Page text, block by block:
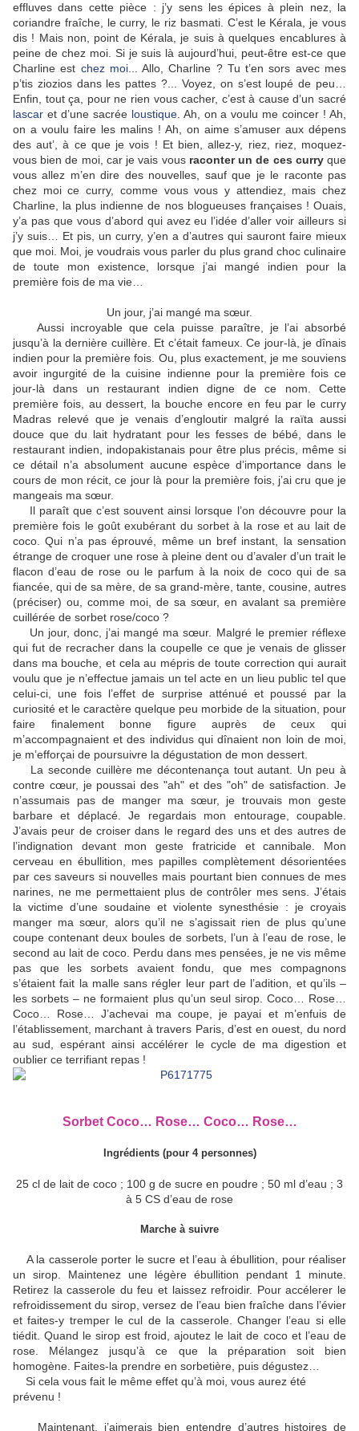
effluves dans cette pièce : j’y sens les épices à plein nez, la
coriandre fraîche, le curry, le riz basmati. C’est le Kérala, je vous
dis ! Mais non, point de Kérala, je suis à quelques encablures à
peine de chez moi. Si je suis là aujourd’hui, peut-être est-ce que
Charline est chez moi... Allo, Charline ? Tu t’en sors avec mes
p’tis ziozios dans les pattes ?... Voyez, on s’est loupé de peu…
Enfin, tout ça, pour ne rien vous cacher, c’est à cause d’un sacré
lascar et d’une sacrée loustique. Ah, on a voulu me coincer ! Ah,
on a voulu faire les malins ! Ah, on aime s’amuser aux dépens
des aut’, à ce que je vois ! Et bien, allez-y, riez, riez, moquez-
vous bien de moi, car je vais vous raconter un de ces curryque
vous allez m’en dire des nouvelles, sauf que je le raconte pas
chez moi ce curry, comme vous vous y attendiez, mais chez
Charline, la plus indienne de nos blogueuses françaises ! Ouais,
y’a pas que vous d’abord qui avez eu l’idée d’aller voir ailleurs si
j’y suis… Et pis, un curry, y’en a d’autres qui sauront faire mieux
que moi. Moi, je voudrais vous parler du plus grand choc culinaire
de toute mon existence, lorsque j’ai mangé indien pour la
première fois de ma vie…
Un jour, j’ai mangé ma sœur.
Aussi incroyable que cela puisse paraître, je l’ai absorbé
jusqu’à la dernière cuillère. Et c’était fameux. Ce jour-là, je dînais
indien pour la première fois. Ou, plus exactement, je me souviens
avoir ingurgité de la cuisine indienne pour la première fois ce
jour-là dans un restaurant indien digne de ce nom. Cette
première fois, au dessert, la bouche encore en feu par le curry
Madras relevé que je venais d’engloutir malgré la raïta aussi
douce que du lait hydratant pour les fesses de bébé, dans le
restaurant indien, indopakistanais pour être plus précis, même si
ce détail n’a absolument aucune espèce d’importance dans le
cours de mon récit, ce jour là pour la première fois, j’ai cru que je
mangeais ma sœur.
Il paraît que c’est souvent ainsi lorsque l’on découvre pour la
première fois le goût exubérant du sorbet à la rose et au lait de
coco. Qui n’a pas éprouvé, même un bref instant, la sensation
étrange de croquer une rose à pleine dent ou d’avaler d’un trait le
flacon d’eau de rose ou le parfum à la noix de coco qui de sa
fiancée, qui de sa mère, de sa grand-mère, tante, cousine, autres
(préciser) ou, comme moi, de sa sœur, en avalant sa première
cuillérée de sorbet rose/coco ?
Un jour, donc, j’ai mangé ma sœur. Malgré le premier réflexe
qui fut de recracher dans la coupelle ce que je venais de glisser
dans ma bouche, et cela au mépris de toute correction qui aurait
voulu que je n’effectue jamais un tel acte en un lieu public tel que
celui-ci, une fois l’effet de surprise atténué et poussé par la
curiosité et le caractère quelque peu morbide de la situation, pour
faire finalement bonne figure auprès de ceux qui
m’accompagnaient et des individus qui dînaient non loin de moi,
je m’efforçai de poursuivre la dégustation de mon dessert.
La seconde cuillère me décontenança tout autant. Un peu à
contre cœur, je poussai des "ah" et des "oh" de satisfaction. Je
n’assumais pas de manger ma sœur, je trouvais mon geste
barbare et déplacé. Je regardais mon entourage, coupable.
J’avais peur de croiser dans le regard des uns et des autres de
l’indignation devant mon geste fratricide et cannibale. Mon
cerveau en ébullition, mes papilles complètement désorientées
par ces saveurs si nouvelles mais pourtant bien connues de mes
narines, ne me permettaient plus de contrôler mes sens. J’étais
la victime d’une soudaine et violente synesthésie : je croyais
manger ma sœur, alors qu’il ne s’agissait rien de plus qu’une
coupe contenant deux boules de sorbets, l’un à l’eau de rose, le
second au lait de coco. Perdu dans mes pensées, je ne vis même
pas que les sorbets avaient fondu, que mes compagnons
s’étaient fait la malle sans régler leur part de l’adition, et qu’ils –
les sorbets – ne formaient plus qu’un seul sirop. Coco… Rose…
Coco… Rose… J’achevai ma coupe, je payai et m’enfuis de
l’établissement, marchant à travers Paris, d’est en ouest, du nord
au sud, espérant ainsi accélérer le cycle de ma digestion et
oublier ce terrifiant repas !
Sorbet Coco… Rose… Coco… Rose…
Ingrédients (pour 4 personnes)
25 cl de lait de coco ; 100 g de sucre en poudre ; 50 ml d’eau ; 3
à 5 CS d’eau de rose
Marche à suivre
A la casserole porter le sucre et l’eau à ébullition, pour réaliser
un sirop. Maintenez une légère ébullition pendant 1 minute.
Retirez la casserole du feu et laissez refroidir. Pour accélerer le
refroidissement du sirop, versez de l’eau bien fraîche dans l’évier
et faites-y tremper le cul de la casserole. Changer l’eau si elle
tiédit. Quand le sirop est froid, ajoutez le lait de coco et l’eau de
rose. Mélangez jusqu’à ce que la préparation soit bien
homogène. Faites-la prendre en sorbetière, puis dégustez…
Si cela vous fait le même effet qu’à moi, vous aurez été
prévenu !
Maintenant, j’aimerais bien entendre d’autres histoires de